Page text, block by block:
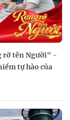
rỡ tên Người" -
tự hào của